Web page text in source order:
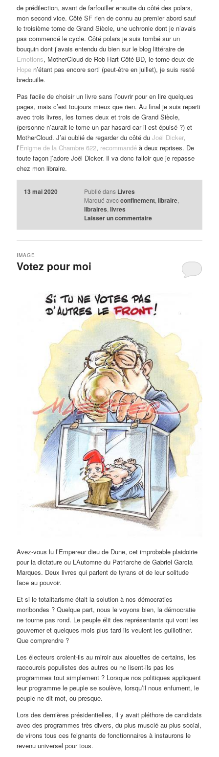
de prédilection, avant de farfouiller ensuite du côté des polars,
mon second vice. Côté SF rien de connu au premier abord sauf
le troisième tome de Grand Siècle, une uchronie dont je n’avais
pas commencé le cycle. Côté polars je suis tombé sur un
bouquin dont j’avais entendu du bien sur le blog littéraire de
Emotions, MotherCloud de Rob Hart Côté BD, le tome deux de
Hope n’étant pas encore sorti (peut-être en juillet), je suis resté
bredouille.
Pas facile de choisir un livre sans l’ouvrir pour en lire quelques
pages, mais c’est toujours mieux que rien. Au final je suis reparti
avec trois livres, les tomes deux et trois de Grand Siècle,
(personne n’aurait le tome un par hasard car il est épuisé ?) et
MotherCloud. J’ai oublié de regarder du côté duJoël Dicker,
l’Enigme de la Chambre 622, recommandé à deux reprises. De
toute façon j’adore Joël Dicker. Il va donc falloir que je repasse
chez mon libraire.
13 mai 2020 Publié dans Livres
Marqué avec confinement, libraire,
libraires, livres
Laisser un commentaire
Votez pour moi
IMAGE
Avez-vous lu l’Empereur dieu de Dune, cet improbable plaidoirie
pour la dictature ou L’Automne du Patriarche de Gabriel Garcia
Marques. Deux livres qui parlent de tyrans et de leur solitude
face au pouvoir.
Et si le totalitarisme était la solution à nos démocraties
moribondes ? Quelque part, nous le voyons bien, la démocratie
ne tourne pas rond. Le peuple élit des représentants qui vont les
gouverner et quelques mois plus tard ils veulent les guillotiner.
Que comprendre ?
Les électeurs croient-ils au miroir aux alouettes de certains, les
raccourcis populistes des autres ou ne lisent-ils pas les
programmes tout simplement ? Lorsque nos politiques appliquent
leur programme le peuple se soulève, lorsqu’il nous enfument, le
peuple ne dit mot, ou presque.
Lors des dernières présidentielles, il y avait pléthore de candidats
avec des programmes très divers, du plus musclé au plus social,
de virons tous ces feignants de fonctionnaires à instaurons le
revenu universel pour tous.